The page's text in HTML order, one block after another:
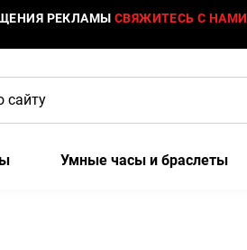
РЕКЛАМЫ СВЯЖИТЕСЬ С НАМИ
Умные часы и браслеты